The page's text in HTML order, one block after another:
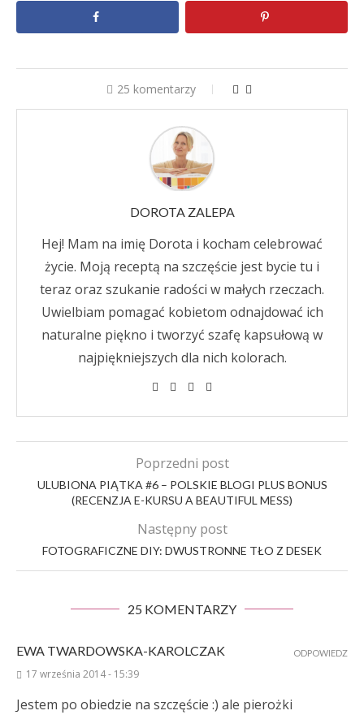
25 komentarzy
DOROTA ZALEPA
Hej! Mam na imię Dorota i kocham celebrować
życie. Moją receptą na szczęście jest bycie tu i
teraz oraz szukanie radości w małych rzeczach.
Uwielbiam pomagać kobietom odnajdować ich
naturalne piękno i tworzyć szafę kapsułową w
najpiękniejszych dla nich kolorach.
Poprzedni post
ULUBIONA PIĄTKA #6 – POLSKIE BLOGI PLUS BONUS
(RECENZJA E-KURSU A BEAUTIFUL MESS)
Następny post
FOTOGRAFICZNE DIY: DWUSTRONNE TŁO Z DESEK
25 KOMENTARZY
EWA TWARDOWSKA-KAROLCZAK
17 września 2014 - 15:39
Jestem po obiedzie na szczęście :) ale pierożki
ODPOWIEDZ